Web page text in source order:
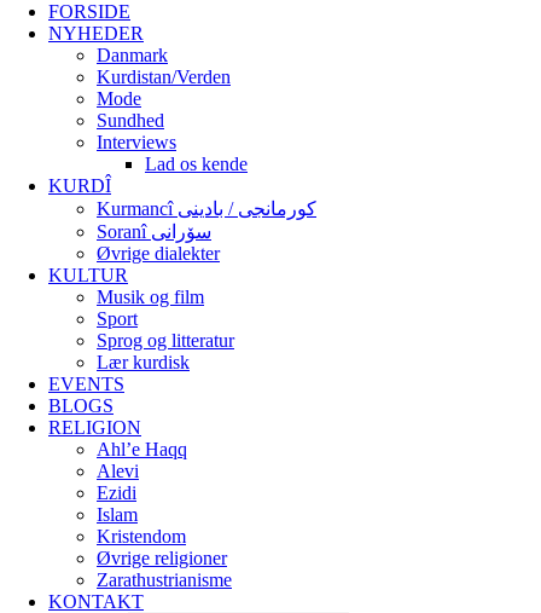
FORSIDE
NYHEDER
Danmark
Kurdistan/Verden
Mode
Sundhed
Interviews
Lad os kende
KURDÎ
Kurmancî کورمانجی / بادینی
Soranî سۆرانی
Øvrige dialekter
KULTUR
Musik og film
Sport
Sprog og litteratur
Lær kurdisk
EVENTS
BLOGS
RELIGION
Ahl’e Haqq
Alevi
Ezidi
Islam
Kristendom
Øvrige religioner
Zarathustrianisme
KONTAKT